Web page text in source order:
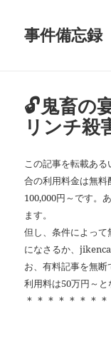
事件備忘録
🔓鬼畜の
リンチ殺
この記事を転載あ
合の利用料金は無料
100,000円～です。
ます。
但し、条件によっ
になさるか、
お、有料記事を無
利用料は50万円～と
＊＊＊＊＊＊＊＊